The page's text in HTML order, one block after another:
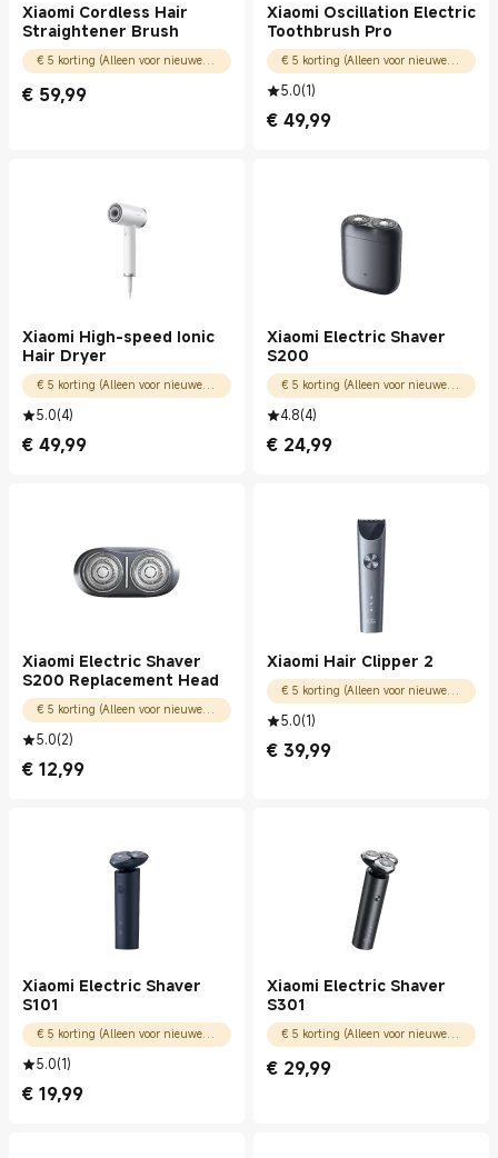
Xiaomi Cordless Hair
Straightener Brush
€ 5 korting (Alleen voor nieuwe gebruikers)
€ 59,99
Current Price € 59.99
Xiaomi Oscillation Electric
Toothbrush Pro
€ 5 korting (Alleen voor nieuwe gebruikers)
5.0(1)
€ 49,99
Current Price € 49.99
Xiaomi High-speed Ionic
Hair Dryer
€ 5 korting (Alleen voor nieuwe gebruikers)
5.0(4)
€ 49,99
Current Price € 49.99
Xiaomi Electric Shaver
S200
€ 5 korting (Alleen voor nieuwe gebruikers)
4.8(4)
€ 24,99
Current Price € 24.99
Xiaomi Electric Shaver
S200 Replacement Head
€ 5 korting (Alleen voor nieuwe gebruikers)
5.0(2)
€ 12,99
Current Price € 12.99
Xiaomi Hair Clipper 2
€ 5 korting (Alleen voor nieuwe gebruikers)
5.0(1)
€ 39,99
Current Price € 39.99
Xiaomi Electric Shaver
S101
€ 5 korting (Alleen voor nieuwe gebruikers)
5.0(1)
€ 19,99
Current Price € 19.99
Xiaomi Electric Shaver
S301
€ 5 korting (Alleen voor nieuwe gebruikers)
€ 29,99
Current Price € 29.99